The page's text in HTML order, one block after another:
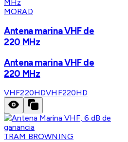
MORAD
Antena marina VHF de
220 MHz
Antena marina VHF de
220 MHz
VHF220HDVHF220HD
TRAM BROWNING